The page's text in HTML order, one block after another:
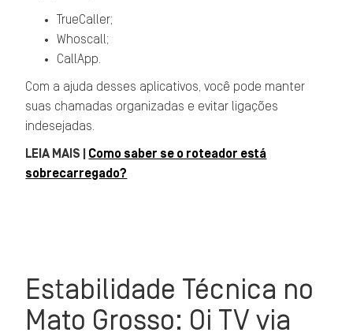
TrueCaller;
Whoscall;
CallApp.
Com a ajuda desses aplicativos, você pode manter
suas chamadas organizadas e evitar ligações
indesejadas.
LEIA MAIS | Como saber se o roteador está
sobrecarregado?
Estabilidade Técnica no
Mato Grosso: Oi TV via